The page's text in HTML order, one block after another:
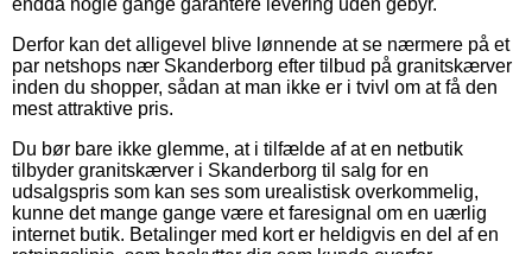
Derfor kan det alligevel blive lønnende at se nærmere på et
par netshops nær Skanderborg efter tilbud på granitskærver
inden du shopper, sådan at man ikke er i tvivl om at få den
mest attraktive pris.
Du bør bare ikke glemme, at i tilfælde af at en netbutik
tilbyder granitskærver i Skanderborg til salg for en
udsalgspris som kan ses som urealistisk overkommelig,
kunne det mange gange være et faresignal om en uærlig
internet butik. Betalinger med kort er heldigvis en del af en